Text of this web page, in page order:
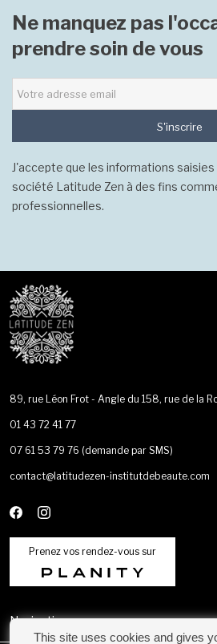
Ne manquez pas
prendre soin de vous
S'inscrire
J'accepte que les informations
société Latitude Zen à des fins
professionnelles.
89, rue Léon Frot - Angle du 158, rue de la
01 43 72 41 77
07 61 53 79 76 (demande par SMS)
contact@latitudezen-institutdebeaute.com
Prenez vos rendez-vous sur
Navigation
This site uses cookies and gives